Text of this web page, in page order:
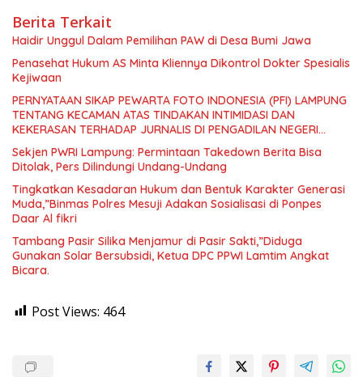
Berita Terkait
Haidir Unggul Dalam Pemilihan PAW di Desa Bumi Jawa
Penasehat Hukum AS Minta Kliennya Dikontrol Dokter Spesialis
Kejiwaan
PERNYATAAN SIKAP PEWARTA FOTO INDONESIA (PFI) LAMPUNG
TENTANG KECAMAN ATAS TINDAKAN INTIMIDASI DAN
KEKERASAN TERHADAP JURNALIS DI PENGADILAN NEGERI
TANJUNG KARANG.
Sekjen PWRI Lampung: Permintaan Takedown Berita Bisa
Ditolak, Pers Dilindungi Undang-Undang
Tingkatkan Kesadaran Hukum dan Bentuk Karakter Generasi
Muda,”Binmas Polres Mesuji Adakan Sosialisasi di Ponpes
Daar Al fikri
Tambang Pasir Silika Menjamur di Pasir Sakti,”Diduga
Gunakan Solar Bersubsidi, Ketua DPC PPWI Lamtim Angkat
Bicara.
Post Views: 464